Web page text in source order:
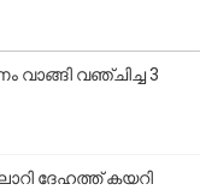
വാങ്ങി വഞ്ചിച്ച 3
ദേഹത്ത് കയറി